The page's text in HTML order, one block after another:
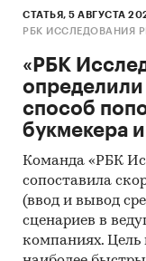
СТАТЬЯ, 5 АВГУСТА
РБК ИССЛЕДОВАНИЯ
«РБК
способ
букмекера
Команда «РБК
сопоставила
(ввод и вывод
сценариев в
компаниях. Цель